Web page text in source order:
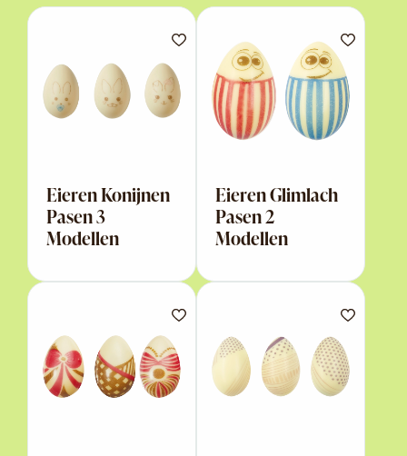
Eieren Konijnen
Pasen 3
Modellen
Eieren Glimlach
Pasen 2
Modellen